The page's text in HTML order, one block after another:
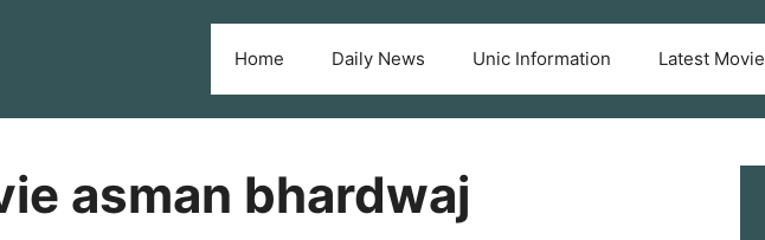
Home Daily News Unic Information Latest Movie
asman bhardwaj